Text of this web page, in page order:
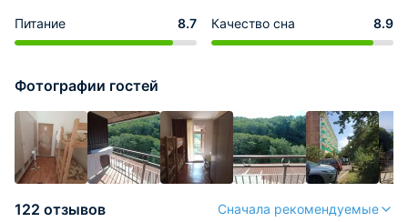
Питание 8.7 Качество сна 8.9
Фотографии гостей
122 отзывов Сначала рекомендуемые